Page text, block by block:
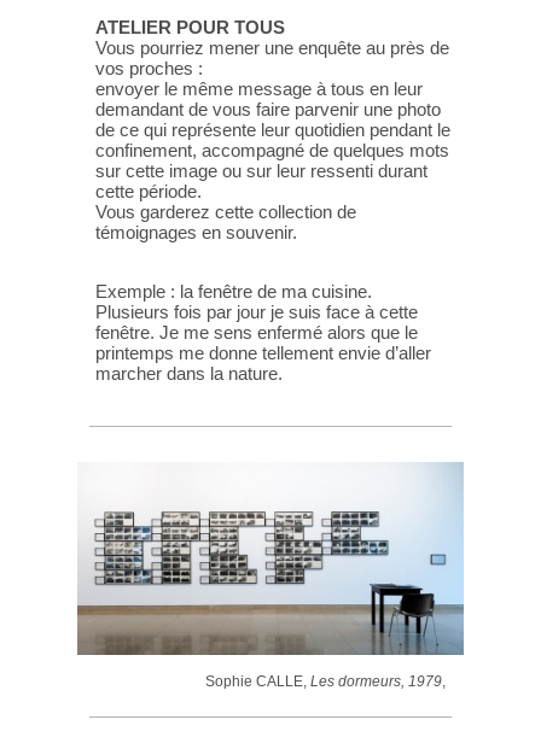
ATELIER POUR TOUS
Vous pourriez mener une enquête au près de
vos proches :
envoyer le même message à tous en leur
demandant de vous faire parvenir une photo
de ce qui représente leur quotidien pendant le
confinement, accompagné de quelques mots
sur cette image ou sur leur ressenti durant
cette période.
Vous garderez cette collection de
témoignages en souvenir.
Exemple : la fenêtre de ma cuisine.
Plusieurs fois par jour je suis face à cette
fenêtre. Je me sens enfermé alors que le
printemps me donne tellement envie d’aller
marcher dans la nature.
Sophie CALLE, Les dormeurs, 1979,